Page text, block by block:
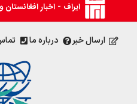
ایراف - اخبار افغانستان
ارسال خبر درباره ما